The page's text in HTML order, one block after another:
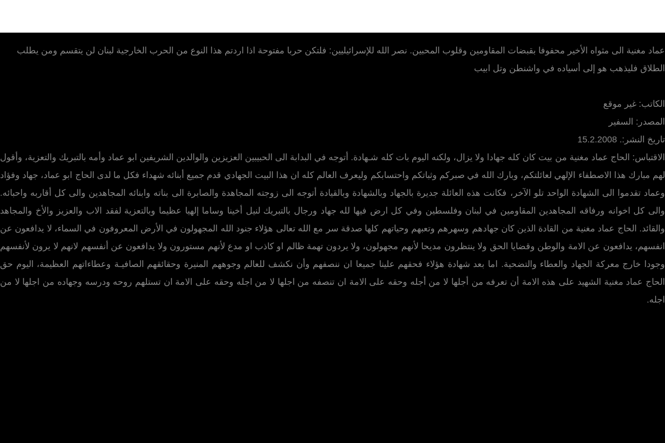
عماد مغنية الى مثواه الأخير محفوفا بقبضات المقاومين وقلوب المحبين. نصر الله للإسرائيليين: فلتكن حربا مفتوحة اذا اردتم هذا النوع من الحرب الخارجية لبنان لن يتقسم ومن يطلب
الطلاق فليذهب هو إلى أسياده في واشنطن وتل ابيب
الكاتب: غیر موقع
المصدر: السفير
تاريخ النشر:. 15.2.2008
الاقتباس: الحاج عماد مغنية من بيت كان كله جهادا ولا يزال، ولكنه اليوم بات كله شـهادة. أتوجه في البدابة الى الحبيبين العزيزين والوالدين الشريفين ابو عماد وأمه بالتبريك والتعزية، وأقول
لهم مبارك هذا الاصطفاء الإلهي لعائلتكم، وبارك الله في صبركم وثباتكم واحتسابكم وليعرف العالم كله ان هذا البيت الجهادي قدم جميع أبنائه شهداء فكل ما لدى الحاج ابو عماد، جهاد وفؤاد
وعماد تقدموا الى الشهادة الواحد تلو الآخر، فكانت هذه العائلة جديرة بالجهاد وبالشهادة وبالقيادة أتوجه الى زوجته المجاهدة والصابرة الى بناته وابنائه المجاهدين والى كل أقاربه واحبائه.
والى كل اخوانه ورفاقه المجاهدين المقاومين في لبنان وفلسطين وفي كل ارض فيها لله جهاد ورجال بالتبريك لنيل أخينا وساما إلهيا عظيما وبالتعزية لفقد الاب والعزيز والأخ والمجاهد
والقائد. الحاج عماد مغنية من القادة الذين كان جهادهم وسهرهم وتعبهم وحياتهم كلها صدقة سر مع الله تعالى هؤلاء جنود الله المجهولون في الأرض المعروفون في السماء، لا يدافعون عن
انفسهم، يدافعون عن الامة والوطن وقضايا الحق ولا ينتظرون مديحا لأنهم مجهولون، ولا يردون تهمة ظالم او كاذب او مدع لأنهم مستورون ولا يدافعون عن أنفسهم لانهم لا يرون لأنفسهم
وجودا خارج معركة الجهاد والعطاء والتضحية. اما بعد شهادة هؤلاء فحقهم علينا جميعا ان ننصفهم وأن نكشف للعالم وجوههم المنيرة وحقائقهم الصافيـة وعطاءاتهم العظيمة، اليوم حق
الحاج عماد مغنية الشهيد على هذه الامة أن تعرفه من أجلها لا من أجله وحقه على الامة ان تنصفه من اجلها لا من اجله وحقه على الامة ان تستلهم روحه ودرسه وجهاده من اجلها لا من
اجله.